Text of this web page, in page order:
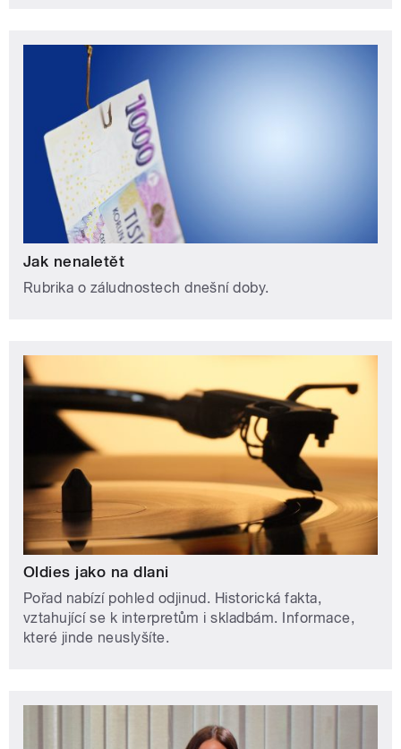
Jak nenaletět
Rubrika o záludnostech dnešní doby.
Oldies jako na dlani
Pořad nabízí pohled odjinud. Historická fakta,
vztahující se k interpretům i skladbám. Informace,
které jinde neuslyšíte.